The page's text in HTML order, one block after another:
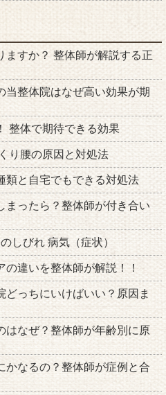
ますか？ 整体師が解説する正
当整体院はなぜ高い効果が期
整体で期待できる効果
り腰の原因と対処法
類と自宅でもできる対処法
まったら？整体師が付き合い
しびれ 病気（症状）
違いを整体師が解説！！
どっちにいけばいい？原因ま
はなぜ？整体師が年齢別に原
かなるの？整体師が症例と合